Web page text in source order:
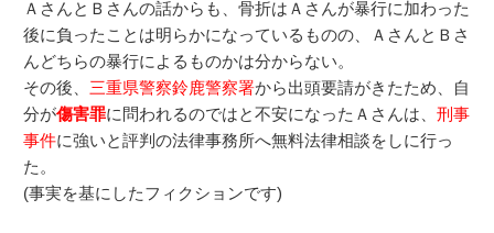
ＡさんとＢさんの話からも、骨折はＡさんが暴行に加わった
後に負ったことは明らかになっているものの、ＡさんとＢさ
んどちらの暴行によるものかは分からない。
その後、 三重県警察鈴鹿警察署から出頭要請がきたため、自
分が傷害罪に問われるのではと不安になったＡさんは、刑事
事件に強いと評判の法律事務所へ無料法律相談をしに行っ
た。
(事実を基にしたフィクションです)